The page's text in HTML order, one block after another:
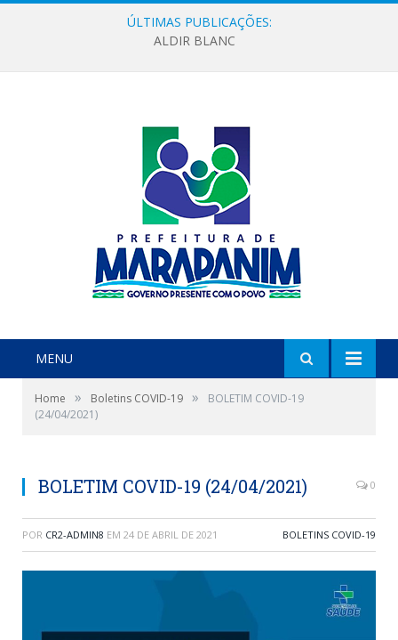
ÚLTIMAS PUBLICAÇÕES:
MENU
Home » Boletins COVID-19 »
BOLETIM COVID-19
(24/04/2021)
BOLETIM COVID-19 (24/04/2021) 0
POR CR2-ADMIN8 EM 24 DE ABRIL DE 2021 BOLETINS COVID-19